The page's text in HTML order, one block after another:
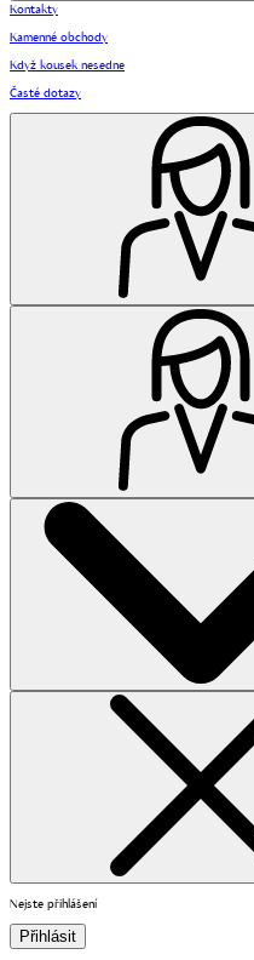
Kontakty
Kamenné obchody
Když kousek nesedne
Časté dotazy
Nejste přihlášení
Přihlásit